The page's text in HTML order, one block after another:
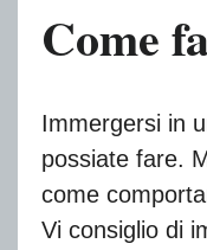
Come
Immergersi in
possiate fare.
come
Vi consiglio di